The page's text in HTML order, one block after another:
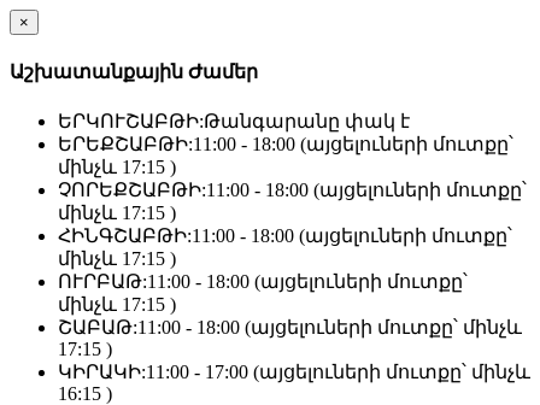
×
Աշխատանքային Ժամեր
ԵՐԿՈՒՇԱԲԹԻ:Թանգարանը փակ է
ԵՐԵՔՇԱԲԹԻ:11:00 - 18:00 (այցելուների մուտքը՝
մինչև 17:15 )
ՉՈՐԵՔՇԱԲԹԻ:11:00 - 18:00 (այցելուների մուտքը՝
մինչև 17:15 )
ՀԻՆԳՇԱԲԹԻ:11:00 - 18:00 (այցելուների մուտքը՝
մինչև 17:15 )
ՈՒՐԲԱԹ:11:00 - 18:00 (այցելուների մուտքը՝
մինչև 17:15 )
ՇԱԲԱԹ:11:00 - 18:00 (այցելուների մուտքը՝ մինչև
17:15 )
ԿԻՐԱԿԻ:11:00 - 17:00 (այցելուների մուտքը՝ մինչև
16:15 )